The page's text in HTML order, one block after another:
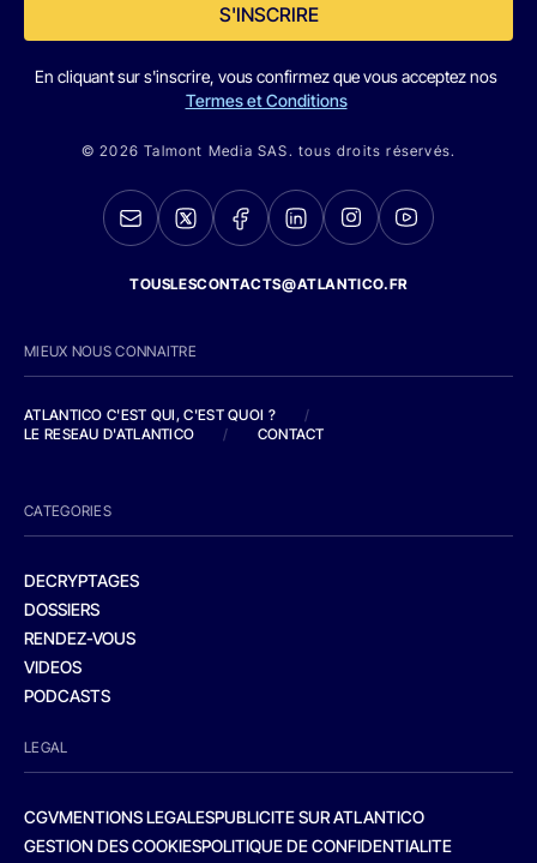
S'INSCRIRE
En cliquant sur s'inscrire, vous confirmez que vous acceptez nos
Termes et Conditions
© 2026 Talmont Media SAS. tous droits réservés.
TOUSLESCONTACTS@ATLANTICO.FR
MIEUX NOUS CONNAITRE
ATLANTICO C'EST QUI, C'EST QUOI ?
/
LE RESEAU D'ATLANTICO
/ CONTACT
CATEGORIES
DECRYPTAGES
DOSSIERS
RENDEZ-VOUS
VIDEOS
PODCASTS
LEGAL
CGVMENTIONS LEGALESPUBLICITE SUR ATLANTICO
GESTION DES COOKIESPOLITIQUE DE CONFIDENTIALITE